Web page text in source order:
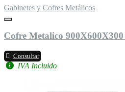
Gabinetes y Cofres Metálicos
Cofre Metalico
Consultar
IVA Incluido